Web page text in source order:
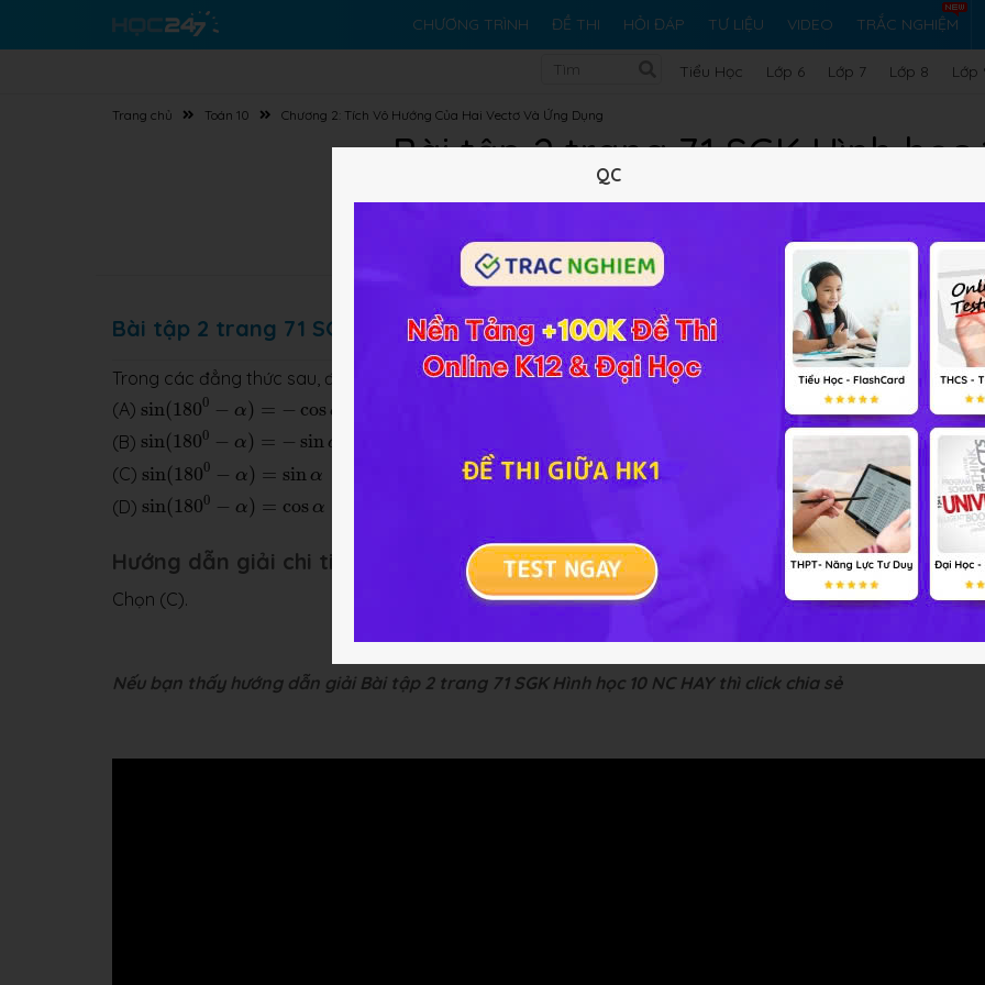
CHƯƠNG TRÌNH ĐỀ THI HỎI ĐÁP TƯ LIỆU VIDEO TRẮC NGHIỆM
Tiểu Học Lớp 6 Lớp 7 Lớp 8 Lớp
Trang chủ Toán 10 Chương 2: Tích Vô Hướng Của Hai Vectơ Và Ứng Dụng
Bài tập 2 trang 71 SGK Hình học
10 trắc nghiệm
Lý thuyết 10Trắc nghiệm 122BT SGK 244
Bài tập 2 trang 71 SGK Hình học 10 NC
Trong các đẳng thức sau, đẳng thức nào đúng ?
(A) sin(1800 − α) = − cos α
sin ( 1800 α) =
(B) sin(1800 − α) = − sin α
sin ( 1800 =
(C) sin(1800 − α) = sin α
sin ( 1800 =
(D) sin(1800 − α) = cos α
sin (1800 =
Hướng dẫn giải chi tiết
Chọn (C).
Nếu bạn thấy hướng dẫn giải Bài tập 2 trang 71 SGK Hình học 10 NC HAY thì click chia sẻ
QC